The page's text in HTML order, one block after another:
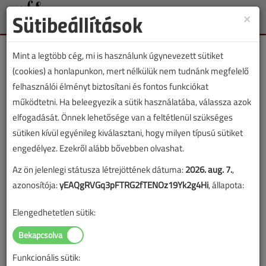
Toggle
Lapszám:
ÉVES BONTÁS
A megjelenések éves ütemezése aMédiaajánlatoldalon
található.
VGF szaklap 2008. január-
február
×
Sütibeállítások
Mint a legtöbb cég, mi is használunk úgynevezett sütiket
(cookies) a honlapunkon, mert nélkülük nem tudnánk megfelelő
felhasználói élményt biztosítani és fontos funkciókat
működtetni. Ha beleegyezik a sütik használatába, válassza azok
elfogadását. Önnek lehetősége van a feltétlenül szükséges
sütiken kívül egyénileg kiválasztani, hogy milyen típusú sütiket
engedélyez. Ezekről alább bővebben olvashat.
Az ön jelenlegi státusza létrejöttének dátuma:2026. aug. 7.,
azonosítója:yEAQgRVGq3pFTRG2fTENOz19Yk2g4Hi, állapota:
Elengedhetetlen sütik:
Funkcionális sütik: